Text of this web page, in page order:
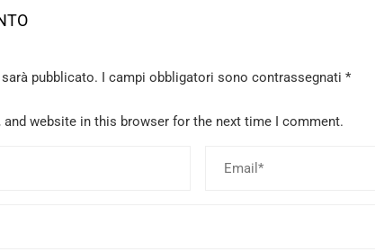
pubblicato. I campi obbligatori sono contrassegnati *
and website in this browser for the next time I comment.